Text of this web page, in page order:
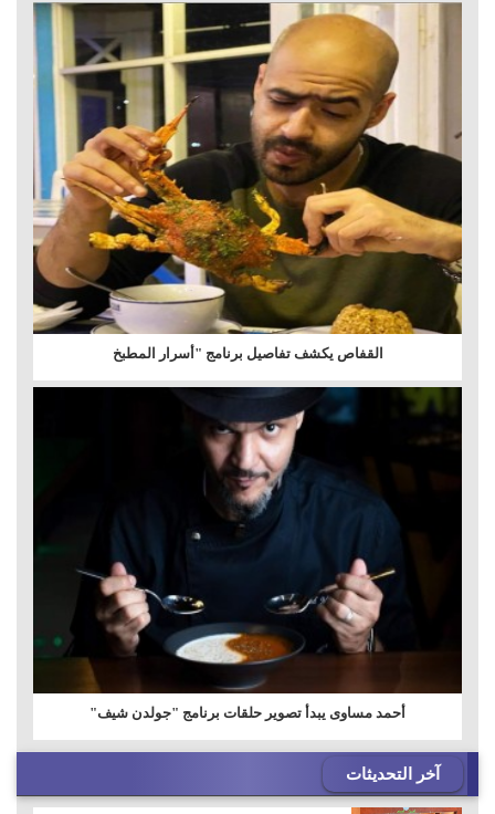
القفاص يكشف تفاصيل برنامج "أسرار المطبخ
أحمد مساوى يبدأ تصوير حلقات برنامج "جولدن شيف"
آخر التحديثات